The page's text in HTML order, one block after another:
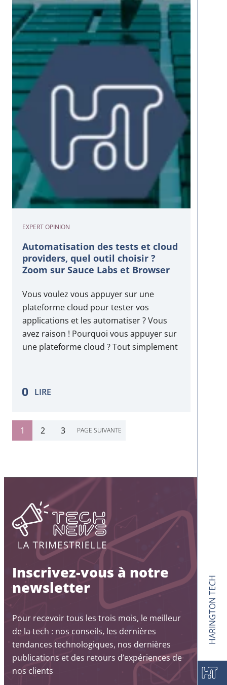
HARINGTON TECH
EXPERT OPINION
Automatisation des tests et cloud
providers, quel outil choisir ?
Zoom sur Sauce Labs et Browser
Vous voulez vous appuyer sur une
plateforme cloud pour tester vos
applications et les automatiser ? Vous
avez raison ! Pourquoi vous appuyer sur
une plateforme cloud ? Tout simplement
pour réaliser vos tests. Dans le
processus de test, vous avez besoin…
LIRE
1 2 3 PAGE SUIVANTE
Inscrivez-vous à notre
newsletter
Pour recevoir tous les trois mois, le meilleur
de la tech : nos conseils, les dernières
tendances technologiques, nos dernières
publications et des retours d’expériences de
nos clients